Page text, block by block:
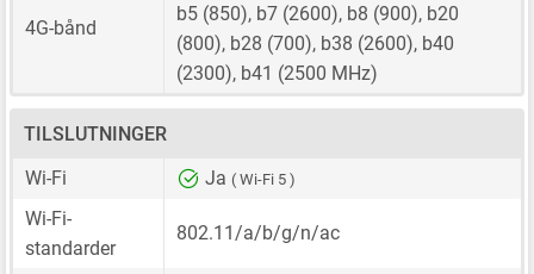
4G-bånd
b5 (850), b7 (2600), b8 (900), b20
(800), b28 (700), b38 (2600), b40
(2300), b41 (2500 MHz)
TILSLUTNINGER
Wi-Fi
Ja ( Wi-Fi 5 )
Wi-Fi-
standarder
802.11/a/b/g/n/ac